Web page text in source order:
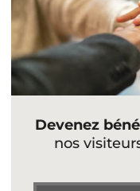
Devenez
nos